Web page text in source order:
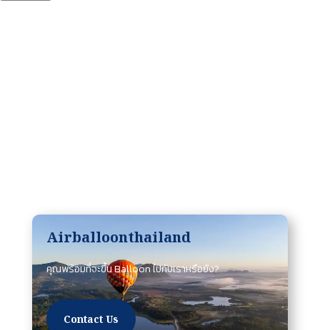
Airballoonthailand
คุณพร้อมที่จะขึ้น Balloon ไปกับเราหรือยัง?
Contact Us